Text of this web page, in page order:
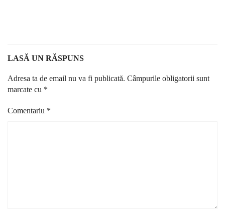
LASĂ UN RĂSPUNS
Adresa ta de email nu va fi publicată. Câmpurile obligatorii sunt
marcate cu *
Comentariu *